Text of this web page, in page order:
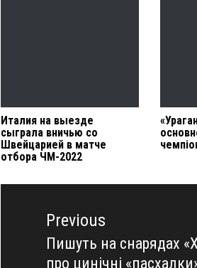
Италия на выезде
сыграла вничью со
Швейцарией в матче
отбора ЧМ-2022
Навигация
записямPrevious
Previous
Пишуть на снарядах
про цинічні